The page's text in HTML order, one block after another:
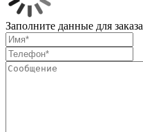
Заполните данные для заказа